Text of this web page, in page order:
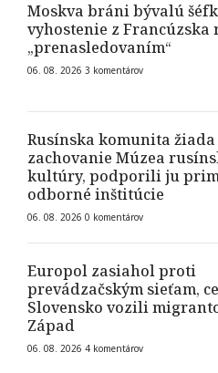
Moskva bráni bývalú
vyhostenie z Francúzska
„prenasledovaním“
06. 08. 2026 3 komentárov
Rusínska komunita žiada
zachovanie Múzea
kultúry, podporili ju
odborné inštitúcie
06. 08. 2026 0 komentárov
Europol zasiahol proti
prevádzačským sieťam,
Slovensko vozili
Západ
06. 08. 2026 4 komentárov